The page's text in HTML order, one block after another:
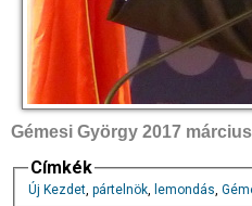
Gémesi György 2017
Címkék
Új Kezdet, pártelnök, lemondás,